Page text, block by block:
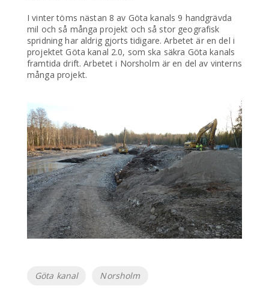
I vinter töms nästan 8 av Göta kanals 9 handgrävda
mil och så många projekt och så stor geografisk
spridning har aldrig gjorts tidigare. Arbetet är en del i
projektet Göta kanal 2.0, som ska säkra Göta kanals
framtida drift. Arbetet i Norsholm är en del av vinterns
många projekt.
Etiketter
Göta kanal Norsholm